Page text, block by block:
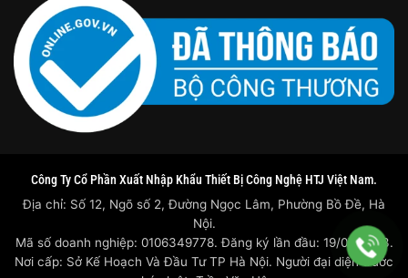
Công Ty Cổ Phần Xuất Nhập Khẩu Thiết Bị Công Nghệ HTJ Việt Nam.
Địa chỉ: Số 12, Ngõ số 2, Đường Ngọc Lâm, Phường Bồ Đề, Hà
Nội.
Mã số doanh nghiệp: 0106349778. Đăng ký lần đầu: 19/07/2023.
Nơi cấp: Sở Kế Hoạch Và Đầu Tư TP Hà Nội. Người đại diện trước